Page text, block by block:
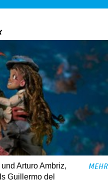
Arturo Ambriz,
Guillermo del
MEHR